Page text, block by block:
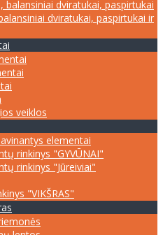
balansiniai dviratukai, paspirtukai
dviratukai, paspirtukai ir
veiklos
elementai
rinkinys "GYVŪNAI"
rinkinys "Jūreiviai"
"VIKŠRAS"